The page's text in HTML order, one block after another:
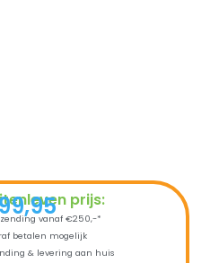
prijs:
vanaf €250,-*
betalen mogelijk
& levering aan huis